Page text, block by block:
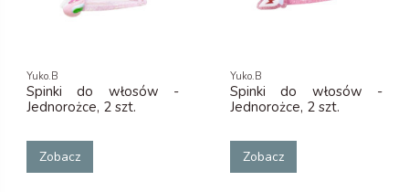
Yuko.B
Spinki do włosów -
Jednorożce, 2 szt.
Zobacz
Yuko.B
Spinki do włosów -
Jednorożce, 2 szt.
Zobacz